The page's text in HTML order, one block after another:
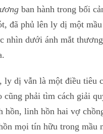
ban hành trong bối
đã phủ lên ly dị một
nhìn dưới ánh mắt
ly dị vẫn là một điều tiêu
cũng phải tìm cách giải
hồn, linh hồn hai vợ
mọi tín hữu trong mầu